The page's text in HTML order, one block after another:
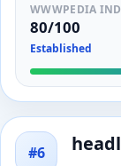
WWWPEDIA
80/100
Established
#6